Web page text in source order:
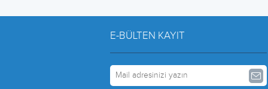
E-BÜLTEN KAYIT